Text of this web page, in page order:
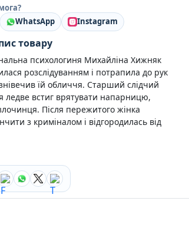
письменники
/ Зимові
дітей
книги для найменших
Вірші Оповідання
з наліпками
читати
для дітей
прописи / Книги на липучках
для першого читання
та Аплікації
книги
WhatsApp Instagram
товару
психологиня Михайліна Хижняк
розслідуванням і потрапила до рук
їй обличчя. Старший слідчий
ледве встиг врятувати напарницю,
Після пережитого жінка
з криміналом і відгородилась від